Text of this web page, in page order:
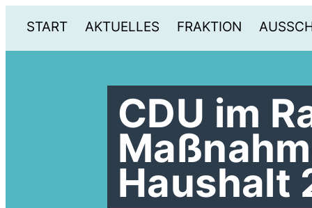
START AKTUELLES FRAKTION
CDU im
Haushalt